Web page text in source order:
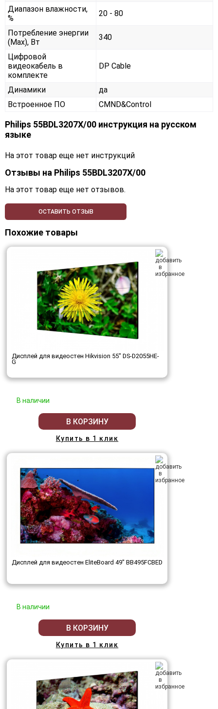
Диапазон влажности,
%
20 - 80
Потребление энергии
(Max), Вт
340
Цифровой
видеокабель в
комплекте
DP Cable
Динамики
да
Встроенное ПО
CMND&Control
Philips 55BDL3207X/00 инструкция на русском
языке
На этот товар еще нет инструкций
Отзывы на Philips 55BDL3207X/00
На этот товар еще нет отзывов.
ОСТАВИТЬ ОТЗЫВ
Похожие товары
Дисплей для видеостен Hikvision 55" DS-D2055HE-
G
В наличии
В КОРЗИНУ
Купить в 1 клик
Дисплей для видеостен EliteBoard 49" BB495FCBED
В наличии
В КОРЗИНУ
Купить в 1 клик